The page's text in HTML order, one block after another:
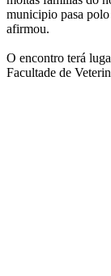
municipio pasa
afirmou.
O encontro terá
Facultade de